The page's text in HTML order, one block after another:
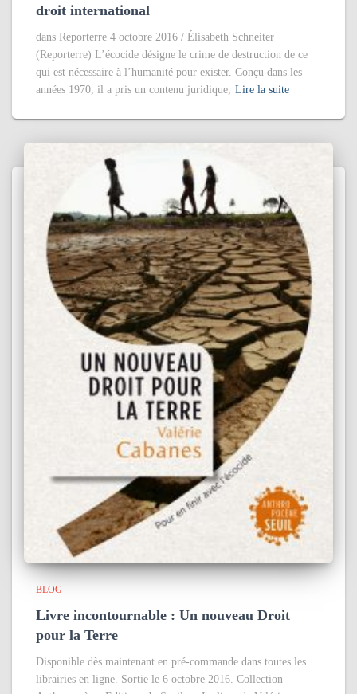
droit international
dans Reporterre 4 octobre 2016 / Élisabeth Schneiter
(Reporterre) L’écocide désigne le crime de destruction de ce
qui est nécessaire à l’humanité pour exister. Conçu dans les
années 1970, il a pris un contenu juridique, Lire la suite
BLOG
Livre incontournable : Un nouveau Droit
pour la Terre
Disponible dès maintenant en pré-commande dans toutes les
librairies en ligne. Sortie le 6 octobre 2016. Collection